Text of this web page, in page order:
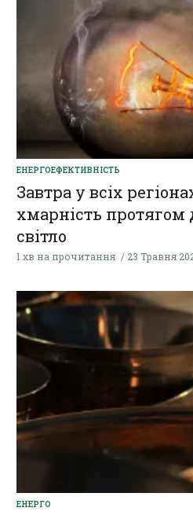
ЕНЕРГОЕФЕКТИВНІСТЬ
Завтра у всіх
хмарність
світло
1 хв на прочитання 23 Травня
ЕНЕРГО